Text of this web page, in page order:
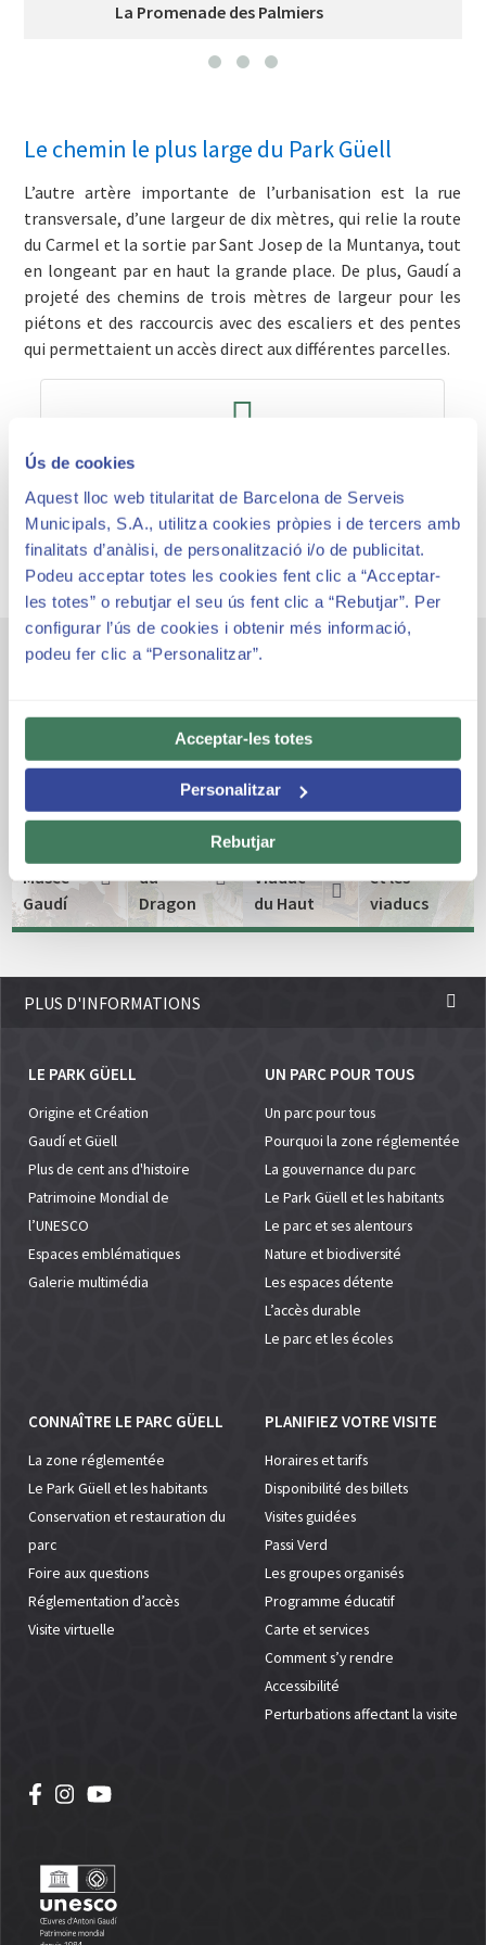
Ús de cookies
Aquest lloc web titularitat de Barcelona de Serveis
Municipals, S.A., utilitza cookies pròpies i de tercers amb
finalitats d’anàlisi, de personalització i/o de publicitat.
Podeu acceptar totes les cookies fent clic a “Acceptar-
les totes” o rebutjar el seu ús fent clic a “Rebutjar”. Per
configurar l’ús de cookies i obtenir més informació,
podeu fer clic a “Personalitzar”.
Acceptar-les totes
Personalitzar
Rebutjar
La Promenade des Palmiers
Le chemin le plus large du Park Güell
L’autre artère importante de l’urbanisation est la rue
transversale, d’une largeur de dix mètres, qui relie la route
du Carmel et la sortie par Sant Josep de la Muntanya, tout
en longeant par en haut la grande place. De plus, Gaudí a
projeté des chemins de trois mètres de largeur pour les
piétons et des raccourcis avec des escaliers et des pentes
qui permettaient un accès direct aux différentes parcelles.
Musée
Gaudí
du
Dragon
Viaduc
du Haut
Les
les
et les
viaducs
PLUS D'INFORMATIONS
LE PARK GÜELL
Origine et Création
Gaudí et Güell
Plus de cent ans d'histoire
Patrimoine Mondial de
l’UNESCO
Espaces emblématiques
Galerie multimédia
UN PARC POUR TOUS
Un parc pour tous
Pourquoi la zone réglementée
La gouvernance du parc
Le Park Güell et les habitants
Le parc et ses alentours
Nature et biodiversité
Les espaces détente
L’accès durable
Le parc et les écoles
CONNAÎTRE LE PARC GÜELL
La zone réglementée
Le Park Güell et les habitants
Conservation et restauration du
parc
Foire aux questions
Réglementation d’accès
Visite virtuelle
PLANIFIEZ VOTRE VISITE
Horaires et tarifs
Disponibilité des billets
Visites guidées
Passi Verd
Les groupes organisés
Programme éducatif
Carte et services
Comment s’y rendre
Accessibilité
Perturbations affectant la visite